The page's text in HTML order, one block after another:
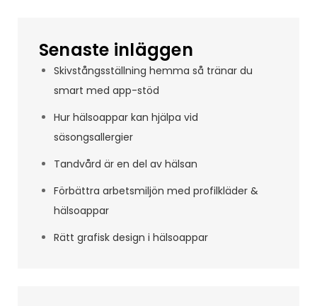
Senaste inläggen
Skivstångsställning hemma så tränar du
smart med app-stöd
Hur hälsoappar kan hjälpa vid
säsongsallergier
Tandvård är en del av hälsan
Förbättra arbetsmiljön med profilkläder &
hälsoappar
Rätt grafisk design i hälsoappar